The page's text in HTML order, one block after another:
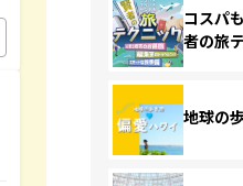
コスパ
者の旅
地球の